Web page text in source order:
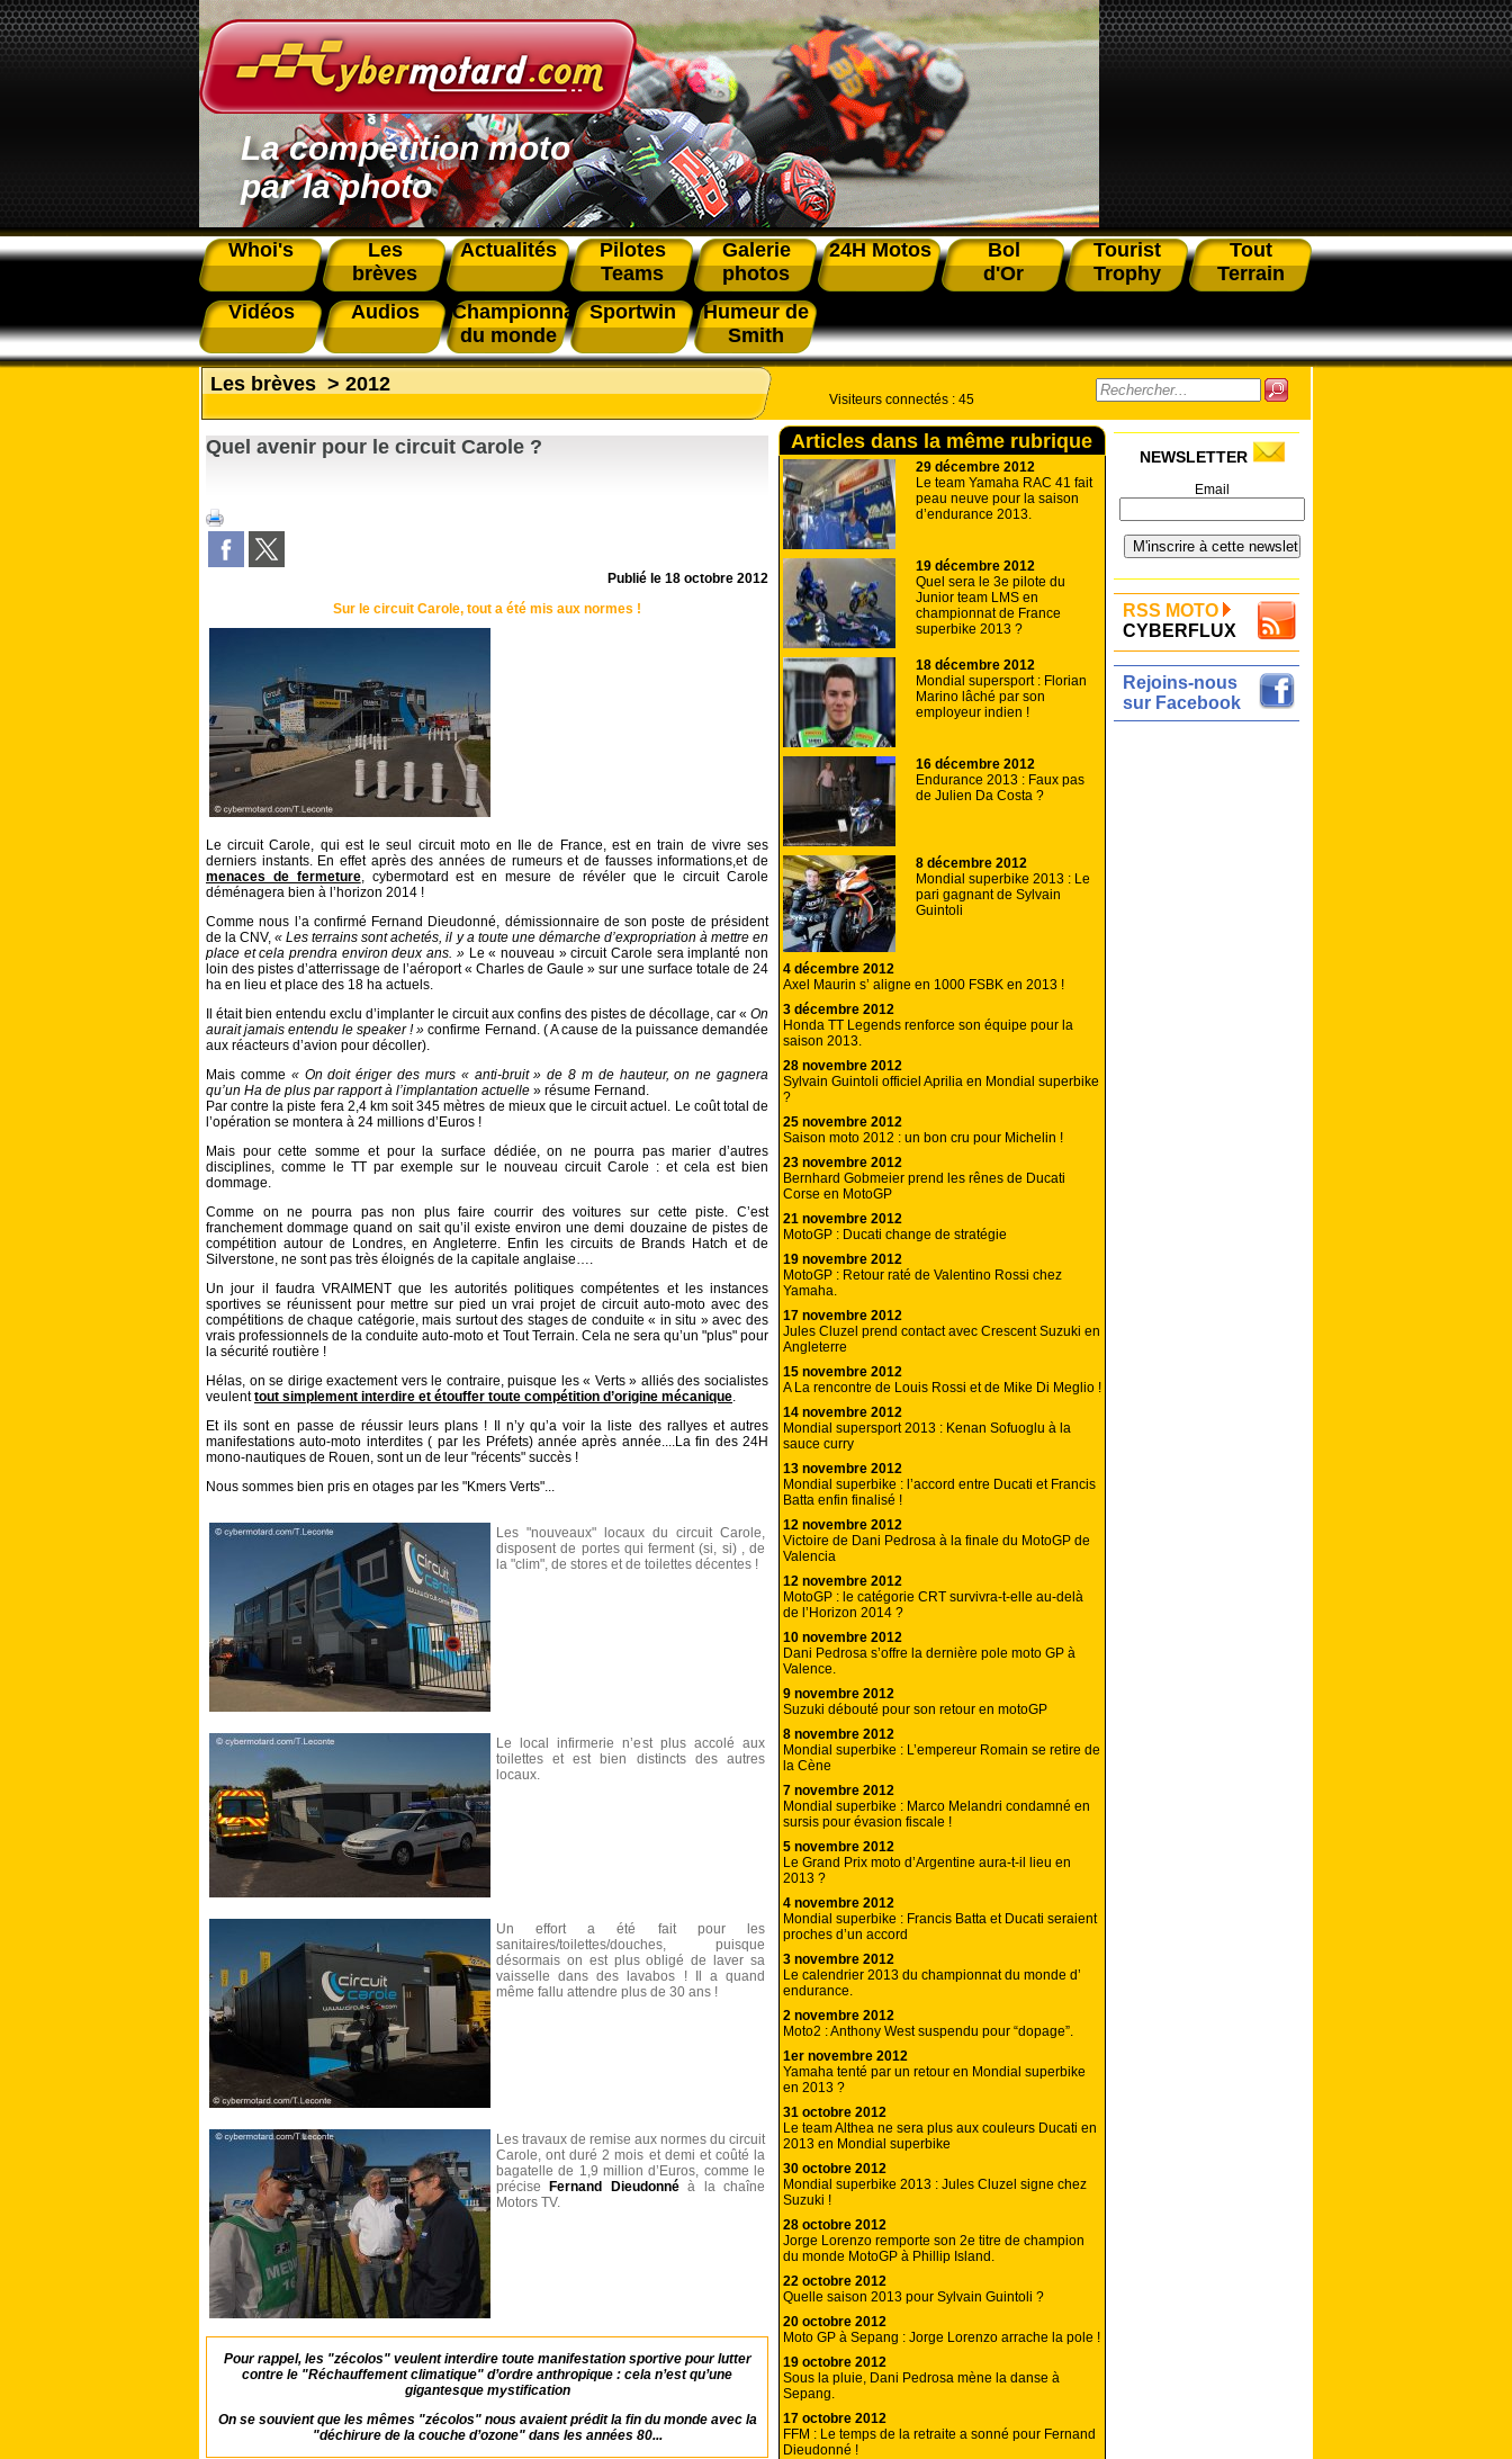
La compétition moto
par la photo
Whoi's
Les
brèves
Actualités
Pilotes
Teams
Galerie
photos
24H Motos
Bol
d'Or
Tourist
Trophy
Tout
Terrain
Vidéos
Audios
Championnat
du monde
Sportwin
Humeur de
Smith
Les brèves > 2012
Quel avenir pour le circuit Carole ?
Publié le 18 octobre 2012
Sur le circuit Carole, tout a été mis aux normes !
Le circuit Carole, qui est le seul circuit moto en Ile de France, est en train de vivre ses
derniers instants. En effet après des années de rumeurs et de fausses informations,et de
menaces de fermeture, cybermotard est en mesure de révéler que le circuit Carole
déménagera bien à l’horizon 2014 !
Comme nous l’a confirmé Fernand Dieudonné, démissionnaire de son poste de président
de la CNV,« Les terrains sont achetés, il y a toute une démarche d’expropriation à mettre en
place et cela prendra environ deux ans. »Le « nouveau » circuit Carole sera implanté non
loin des pistes d’atterrissage de l’aéroport « Charles de Gaule » sur une surface totale de 24
ha en lieu et place des 18 ha actuels.
Il était bien entendu exclu d’implanter le circuit aux confins des pistes de décollage, car « On
aurait jamais entendu le speaker ! » confirme Fernand. ( A cause de la puissance demandée
aux réacteurs d’avion pour décoller).
Mais comme « On doit ériger des murs « anti-bruit » de 8 m de hauteur, on ne gagnera
qu’un Ha de plus par rapport à l’implantation actuelle » résume Fernand.
Par contre la piste fera 2,4 km soit 345 mètres de mieux que le circuit actuel. Le coût total de
l’opération se montera à 24 millions d’Euros !
Mais pour cette somme et pour la surface dédiée, on ne pourra pas marier d’autres
disciplines, comme le TT par exemple sur le nouveau circuit Carole : et cela est bien
dommage.
Comme on ne pourra pas non plus faire courrir des voitures sur cette piste. C’est
franchement dommage quand on sait qu’il existe environ une demi douzaine de pistes de
compétition autour de Londres, en Angleterre. Enfin les circuits de Brands Hatch et de
Silverstone, ne sont pas très éloignés de la capitale anglaise….
Un jour il faudra VRAIMENT que les autorités politiques compétentes et les instances
sportives se réunissent pour mettre sur pied un vrai projet de circuit auto-moto avec des
compétitions de chaque catégorie, mais surtout des stages de conduite « in situ » avec des
vrais professionnels de la conduite auto-moto et Tout Terrain. Cela ne sera qu’un "plus" pour
la sécurité routière !
Hélas, on se dirige exactement vers le contraire, puisque les « Verts » alliés des socialistes
veulenttout simplement interdire et étouffer toute compétition d’origine mécanique.
Et ils sont en passe de réussir leurs plans ! Il n’y qu’a voir la liste des rallyes et autres
manifestations auto-moto interdites ( par les Préfets) année après année....La fin des 24H
mono-nautiques de Rouen, sont un de leur "récents" succès !
Nous sommes bien pris en otages par les "Kmers Verts"...
Les "nouveaux" locaux du circuit Carole,
disposent de portes qui ferment (si, si) , de
la "clim", de stores et de toilettes décentes !
Le local infirmerie n’est plus accolé aux
toilettes et est bien distincts des autres
locaux.
Un effort a été fait pour les
sanitaires/toilettes/douches, puisque
désormais on est plus obligé de laver sa
vaisselle dans des lavabos ! Il a quand
même fallu attendre plus de 30 ans !
Les travaux de remise aux normes du circuit
Carole, ont duré 2 mois et demi et coûté la
bagatelle de 1,9 million d’Euros, comme le
précise
Fernand Dieudonnéà la chaîne
Motors TV.
Pour rappel, les "zécolos" veulent interdire toute manifestation sportive pour lutter
contre le "Réchauffement climatique" d’ordre anthropique : cela n’est qu’une
gigantesque mystification
On se souvient que les mêmes "zécolos" nous avaient prédit la fin du monde avec la
"déchirure de la couche d’ozone" dans les années 80...
Visiteurs connectés : 45
Articles dans la même rubrique
29 décembre 2012
Le team Yamaha RAC 41 fait
peau neuve pour la saison
d’endurance 2013.
19 décembre 2012
Quel sera le 3e pilote du
Junior team LMS en
championnat de France
superbike 2013 ?
18 décembre 2012
Mondial supersport : Florian
Marino lâché par son
employeur indien !
16 décembre 2012
Endurance 2013 : Faux pas
de Julien Da Costa ?
8 décembre 2012
Mondial superbike 2013 : Le
pari gagnant de Sylvain
Guintoli
4 décembre 2012
Axel Maurin s’ aligne en 1000 FSBK en 2013 !
3 décembre 2012
Honda TT Legends renforce son équipe pour la
saison 2013.
28 novembre 2012
Sylvain Guintoli officiel Aprilia en Mondial superbike
?
25 novembre 2012
Saison moto 2012 : un bon cru pour Michelin !
23 novembre 2012
Bernhard Gobmeier prend les rênes de Ducati
Corse en MotoGP
21 novembre 2012
MotoGP : Ducati change de stratégie
19 novembre 2012
MotoGP : Retour raté de Valentino Rossi chez
Yamaha.
17 novembre 2012
Jules Cluzel prend contact avec Crescent Suzuki en
Angleterre
15 novembre 2012
A La rencontre de Louis Rossi et de Mike Di Meglio !
14 novembre 2012
Mondial supersport 2013 : Kenan Sofuoglu à la
sauce curry
13 novembre 2012
Mondial superbike : l’accord entre Ducati et Francis
Batta enfin finalisé !
12 novembre 2012
Victoire de Dani Pedrosa à la finale du MotoGP de
Valencia
12 novembre 2012
MotoGP : le catégorie CRT survivra-t-elle au-delà
de l’Horizon 2014 ?
10 novembre 2012
Dani Pedrosa s’offre la dernière pole moto GP à
Valence.
9 novembre 2012
Suzuki débouté pour son retour en motoGP
8 novembre 2012
Mondial superbike : L’empereur Romain se retire de
la Cène
7 novembre 2012
Mondial superbike : Marco Melandri condamné en
sursis pour évasion fiscale !
5 novembre 2012
Le Grand Prix moto d’Argentine aura-t-il lieu en
2013 ?
4 novembre 2012
Mondial superbike : Francis Batta et Ducati seraient
proches d’un accord
3 novembre 2012
Le calendrier 2013 du championnat du monde d’
endurance.
2 novembre 2012
Moto2 : Anthony West suspendu pour “dopage”.
1er novembre 2012
Yamaha tenté par un retour en Mondial superbike
en 2013 ?
31 octobre 2012
Le team Althea ne sera plus aux couleurs Ducati en
2013 en Mondial superbike
30 octobre 2012
Mondial superbike 2013 : Jules Cluzel signe chez
Suzuki !
28 octobre 2012
Jorge Lorenzo remporte son 2e titre de champion
du monde MotoGP à Phillip Island.
22 octobre 2012
Quelle saison 2013 pour Sylvain Guintoli ?
20 octobre 2012
Moto GP à Sepang : Jorge Lorenzo arrache la pole !
19 octobre 2012
Sous la pluie, Dani Pedrosa mène la danse à
Sepang.
17 octobre 2012
FFM : Le temps de la retraite a sonné pour Fernand
Dieudonné !
NEWSLETTER
Email
RSS MOTO
CYBERFLUX
Rejoins-nous
sur Facebook